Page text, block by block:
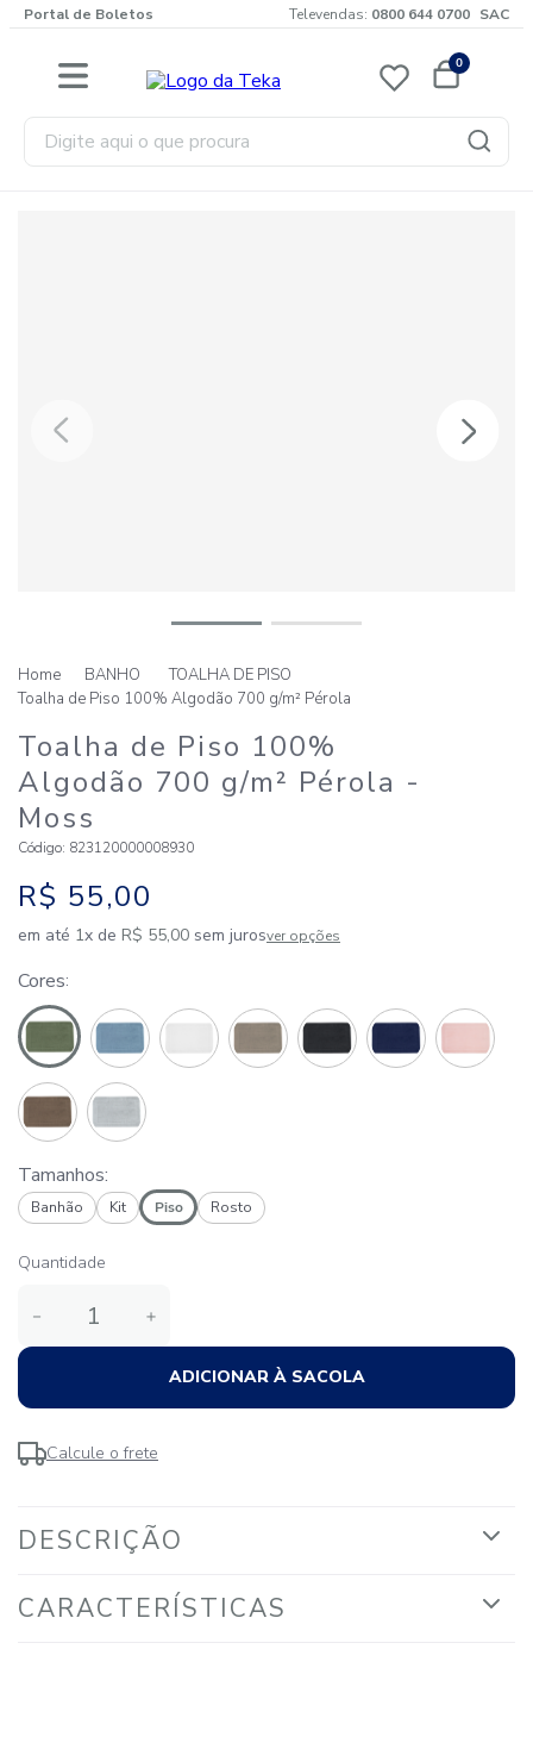
Portal de Boletos Televendas: 0800 644 0700 SAC
0
Digite aqui o que procura
BANHO
TOALHA DE PISO
Toalha de Piso 100% Algodão 700 g/m² Pérola
Toalha de Piso 100%
Algodão 700 g/m² Pérola -
Moss
Código: 823120000008930
R$ 55,00
em até 1x de R$ 55,00 sem jurosver opções
Cores
Tamanhos:
Banhão Kit Piso Rosto
Quantidade
＋
－
ADICIONAR À SACOLA
Calcule o frete
DESCRIÇÃO
CARACTERÍSTICAS